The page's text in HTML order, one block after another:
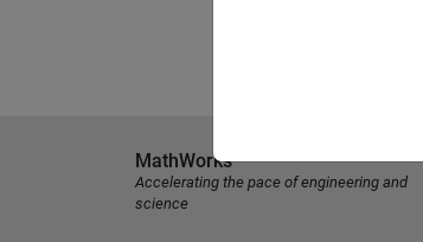
MathWorks
Accelerating the pace of engineering and
science